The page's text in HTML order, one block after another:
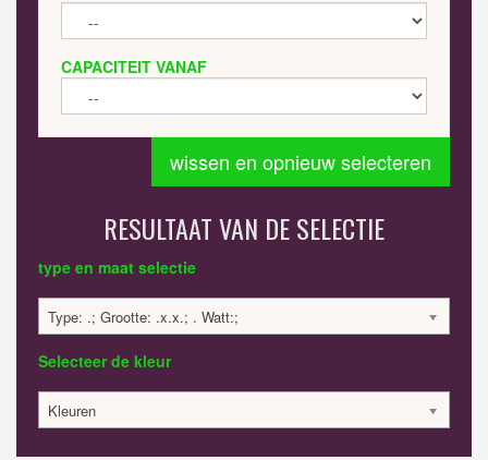
CAPACITEIT VANAF
wissen en opnieuw selecteren
RESULTAAT VAN DE SELECTIE
type en maat selectie
Type: .; Grootte: .x.x.; . Watt:;
Selecteer de kleur
Kleuren